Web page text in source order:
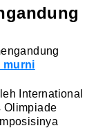
murni
International
Olimpiade